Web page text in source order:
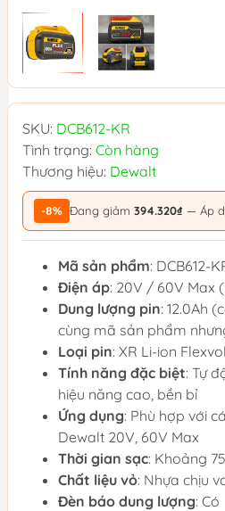
SKU: DCB612-KR
Tình trạng: Còn hàng
Thương hiệu: Dewalt
-8% Đang giảm 394.320₫ — Áp
Mã sản phẩm: DCB612-
Điện áp: 20V / 60V Max
Dung lượng pin: 12.0Ah
cùng mã sản phẩm
Loại pin: XR Li-ion
Tính năng đặc biệt: Tự
hiệu năng cao, bền bỉ
Ứng dụng: Phù hợp với
Dewalt 20V, 60V Max
Thời gian sạc: Khoảng
Chất liệu vỏ: Nhựa chịu
Đèn báo dung lượng: Có